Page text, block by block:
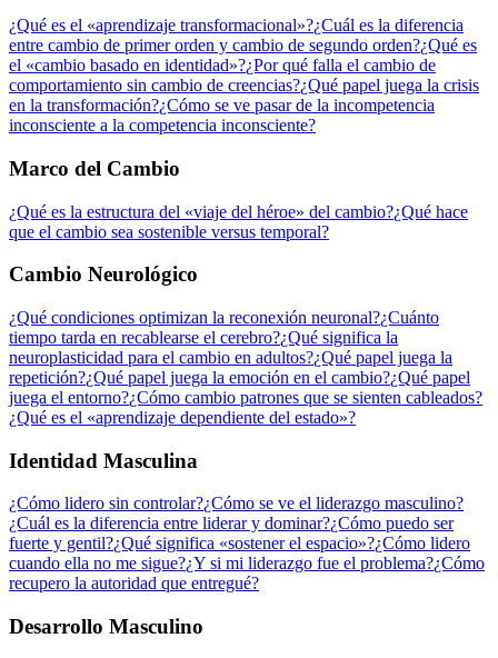
¿Qué es el «aprendizaje transformacional»?¿Cuál es la diferencia
entre cambio de primer orden y cambio de segundo orden?¿Qué es
el «cambio basado en identidad»?¿Por qué falla el cambio de
comportamiento sin cambio de creencias?¿Qué papel juega la crisis
en la transformación?¿Cómo se ve pasar de la incompetencia
inconsciente a la competencia inconsciente?
Marco del Cambio
¿Qué es la estructura del «viaje del héroe» del cambio?¿Qué hace
que el cambio sea sostenible versus temporal?
Cambio Neurológico
¿Qué condiciones optimizan la reconexión neuronal?¿Cuánto
tiempo tarda en recablearse el cerebro?¿Qué significa la
neuroplasticidad para el cambio en adultos?¿Qué papel juega la
repetición?¿Qué papel juega la emoción en el cambio?¿Qué papel
juega el entorno?¿Cómo cambio patrones que se sienten cableados?
¿Qué es el «aprendizaje dependiente del estado»?
Identidad Masculina
¿Cómo lidero sin controlar?¿Cómo se ve el liderazgo masculino?
¿Cuál es la diferencia entre liderar y dominar?¿Cómo puedo ser
fuerte y gentil?¿Qué significa «sostener el espacio»?¿Cómo lidero
cuando ella no me sigue?¿Y si mi liderazgo fue el problema?¿Cómo
recupero la autoridad que entregué?
Desarrollo Masculino